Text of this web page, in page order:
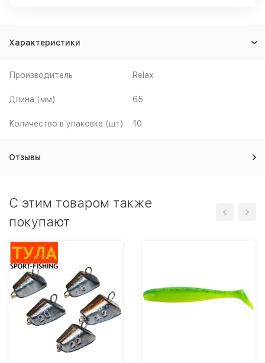
Характеристики
Производитель Relax
Длина (мм) 65
Количество в упаковке (шт) 10
Отзывы
C этим товаром также
покупают